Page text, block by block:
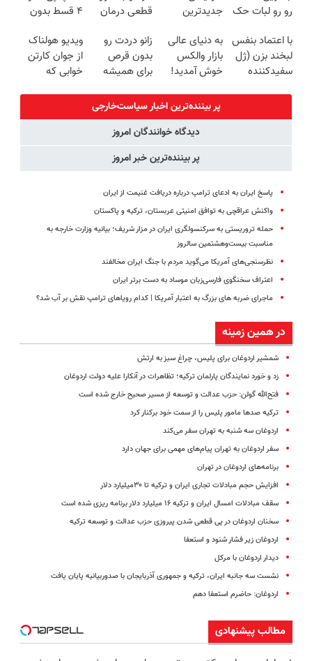
رو رو لبات حک
خرید40%تخفیف
جدیدترین
سبک و مقاوم |
پرداخت قسطی
قطعی درمان
◗پرسش‌نامه◖
۴ قسط بدون
با اعتماد بنفس
لبخند بزن (ژل
سفیدکننده
به دنیای عالی
بازار والکس
خوش آمدید!
کنید!
زانو دردت رو
بدون قرص
برای همیشه
اول،
پرسش‌نامه)
ویدیو هولناک
از جوان کارتن
خوابی که
پر بیننده‌ترین اخبار سیاست‌خارجی
دیدگاه خوانندگان امروز
پر بیننده‌ترین خبر امروز
پاسخ ایران به ادعای ترامپ درباره دریافت غنیمت از ایران
واکنش عراقچی به توافق امنیتی عربستان، ترکیه و پاکستان
حمله تروریستی به سرکنسولگری ایران در مزار شریف؛ بیانیه وزارت خارجه به
مناسبت بیست‌وهشتمین سالروز
نظرسنجی‌های آمریکا می‌گوید مردم با جنگ ایران مخالفند
اعتراف سخنگوی فارسی‌زبان موساد به دست برتر ایران
ماجرای ضربه های بزرگ به اعتبار آمریکا | کدام رویاهای ترامپ نقش بر آب شد؟
در همین زمینه
شمشیر اردوغان برای پلیس، چراغ سبز به ارتش
زد و خورد نمایندگان پارلمان ترکیه؛ تظاهرات در آنکارا علیه دولت اردوغان
فتح‌الله گولن: حزب عدالت و توسعه از مسیر صحیح خارج شده است
ترکیه صدها مامور پلیس را از سمت خود برکنار کرد
اردوغان سه شنبه به تهران سفر می‌کند
سفر اردوغان به تهران پیام‌های مهمی برای جهان دارد
برنامه‌های اردوغان در تهران
افزایش حجم مبادلات تجاری ایران و ترکیه تا ۳۰میلیارد دلار
سقف مبادلات امسال ایران و ترکیه ۱۶ میلیارد دلار برنامه ریزی شده است
سخنان اردوغان در پی قطعی شدن پیروزی حزب عدالت و توسعه ترکیه
اردوغان زیر فشار شنود و استعفا
دیدار اردوغان با مرکل
نشست سه جانبه ایران، ترکیه و جمهوری آذربایجان با صدوربیانیه پایان یافت
اردوغان: حاضرم استعفا دهم
مطالب پیشنهادی